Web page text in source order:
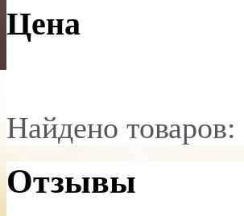
Цена
Найдено товаров:
Отзывы